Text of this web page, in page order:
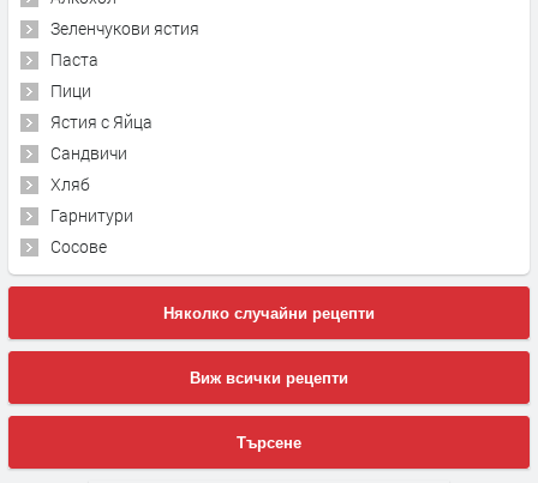
Зеленчукови ястия
Паста
Пици
Ястия с Яйца
Сандвичи
Хляб
Гарнитури
Сосове
Няколко случайни рецепти
Виж всички рецепти
Търсене